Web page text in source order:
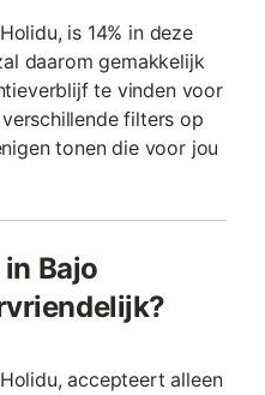
is 14% in deze
daarom gemakkelijk
te vinden voor
filters op
tonen die voor jou
Bajo
accepteert alleen